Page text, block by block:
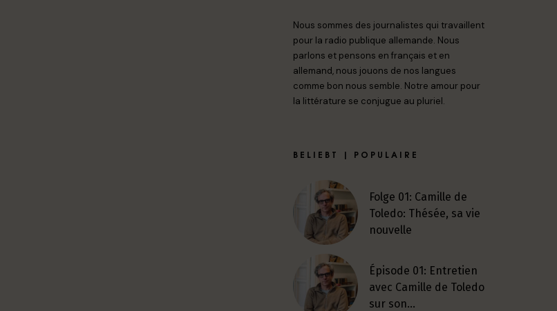
Nous sommes des journalistes qui travaillent
pour la radio publique allemande. Nous
parlons et pensons en français et en
allemand, nous jouons de nos langues
comme bon nous semble. Notre amour pour
la littérature se conjugue au pluriel.
BELIEBT | POPULAIRE
Folge 01: Camille de
Toledo: Thésée, sa vie
nouvelle
Épisode 01: Entretien
avec Camille de Toledo
sur son…